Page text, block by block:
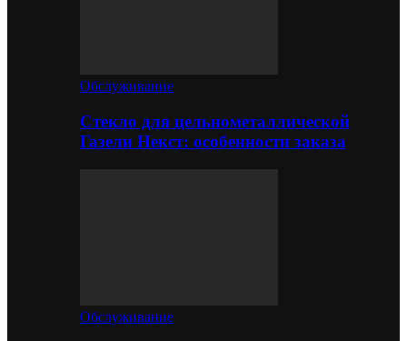
Обслуживание
Стекло для цельнометаллической
Газели Некст: особенности заказа
Обслуживание